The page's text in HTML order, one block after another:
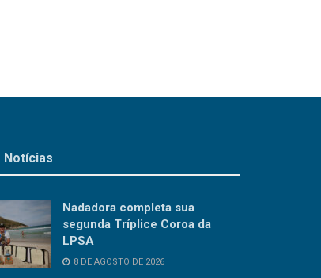
Notícias
Nadadora completa sua
segunda Tríplice Coroa da
LPSA
8 DE AGOSTO DE 2026